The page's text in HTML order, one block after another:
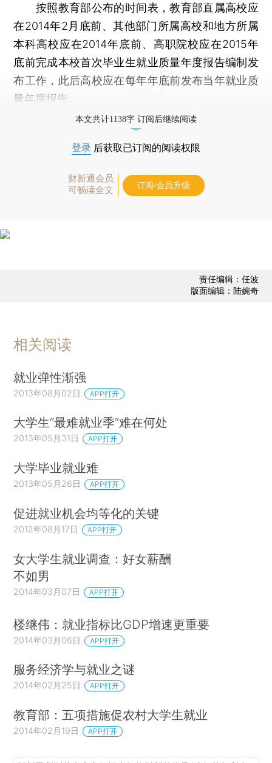
按照教育部公布的时间表，教育部直属高校应
在2014年2月底前、其他部门所属高校和地方所属
本科高校应在2014年底前、高职院校应在2015年
底前完成本校首次毕业生就业质量年度报告编制发
布工作，此后高校应在每年年底前发布当年就业质
量年度报告。
本文共计1138字 订阅后继续阅读
登录 后获取已订阅的阅读权限
财新通会员
可畅读全文
订阅/会员升级
责任编辑：任波
版面编辑：陆婉奇
相关阅读
就业弹性渐强
2013年08月02日 APP打开
大学生“最难就业季”难在何处
2013年05月31日 APP打开
大学毕业就业难
2013年05月26日 APP打开
促进就业机会均等化的关键
2012年08月17日 APP打开
女大学生就业调查：好女薪酬
不如男
2014年03月07日 APP打开
楼继伟：就业指标比GDP增速更重要
2014年03月06日 APP打开
服务经济学与就业之谜
2014年02月25日 APP打开
教育部：五项措施促农村大学生就业
2014年02月19日 APP打开